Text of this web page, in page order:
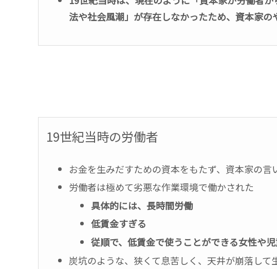
法や社会風潮」が存在しなかったため、資本家の
19世紀当時の労働者
お金を生みだすための資本をもたず、資本家の
労働者は極めて劣悪な作業環境で働かされた
具体的には、長時間労働
低賃金すぎる
従順で、低賃金で使うことができる女性や
炭坑のような、狭くて息苦しく、天井が崩落し